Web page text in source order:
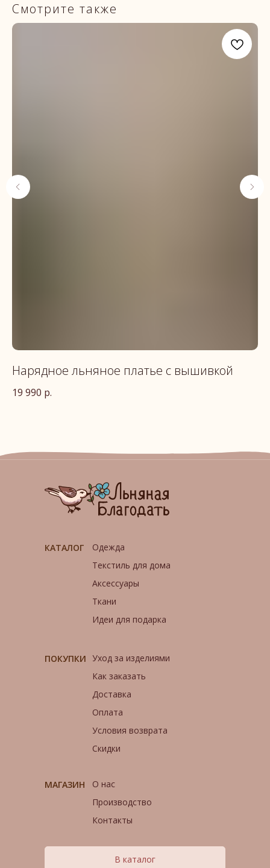
Смотрите также
Нарядное льняное платье с вышивкой
19 990 р.
В каталог
МАГАЗИН
ПОКУПКИ
О нас
Производство
Контакты
Уход за изделиями
Как заказать
Доставка
Оплата
Условия возврата
Скидки
Одежда
Текстиль для дома
Аксессуары
Ткани
Идеи для подарка
КАТАЛОГ